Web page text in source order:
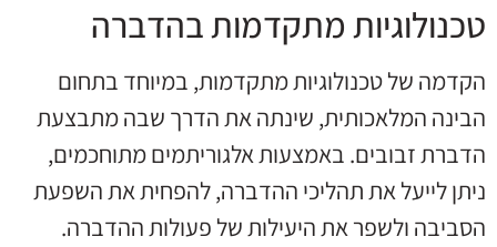
טכנולוגיות מתקדמות בהדברה
הקדמה של טכנולוגיות מתקדמות, במיוחד בתחום
הבינה המלאכותית, שינתה את הדרך שבה מתבצעת
הדברת זבובים. באמצעות אלגוריתמים מתוחכמים,
ניתן לייעל את תהליכי ההדברה, להפחית את השפעת
הסביבה ולשפר את היעילות של פעולות ההדברה.